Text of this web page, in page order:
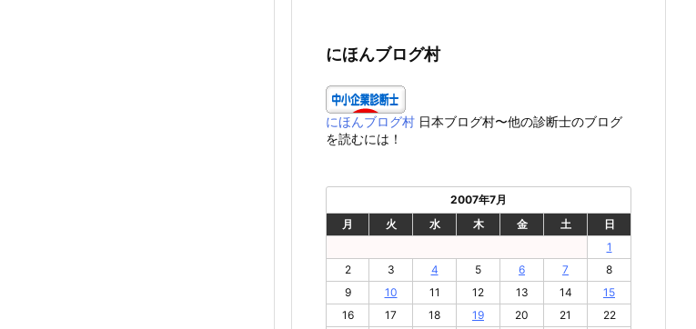
ー
にほんブログ村
にほんブログ村 日本ブログ村〜他の診断士のブログ
を読むには！
2007年7月
月
火 水 木 金 土
日
1
2
3 4 5 6 7
8
9
10 11 12 13 14
15
16
17 18 19 20 21
22